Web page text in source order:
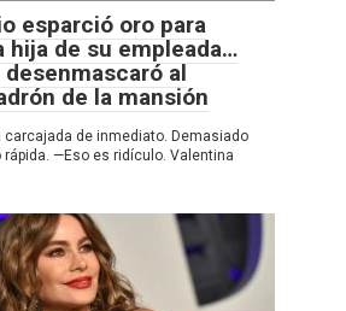
esparció oro para
hija de su empleada…
al
de la mansión
de inmediato. Demasiado
—Eso es ridículo. Valentina